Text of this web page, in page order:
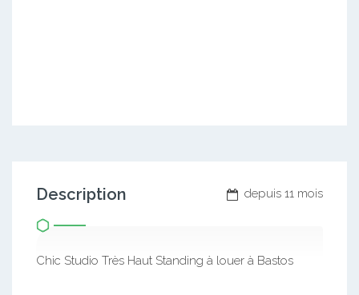
depuis 11 mois
Description
Chic Studio Très Haut Standing à louer à Bastos